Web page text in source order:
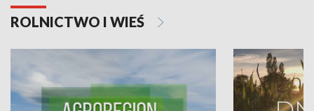
ROLNICTWO I WIEŚ